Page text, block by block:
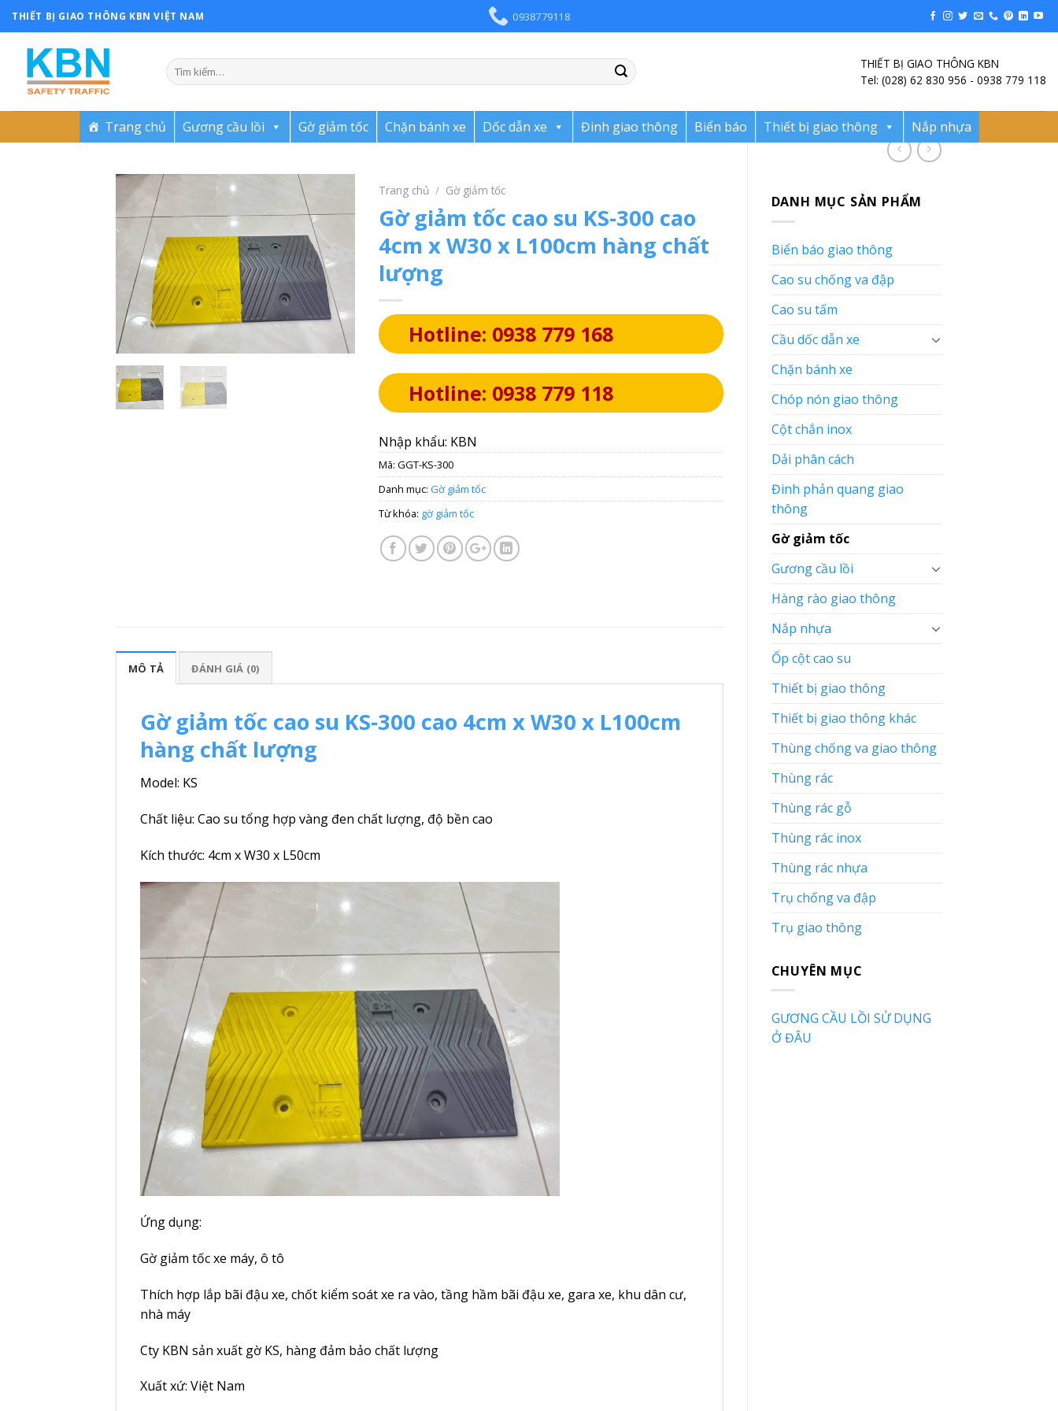
Skip
to
content
THIẾT BỊ GIAO THÔNG KBN VIỆT NAM 0938779118
THIẾT BỊ GIAO THÔNG KBN
Tel: (028) 62 830 956 - 0938 779 118
Trang chủ Gương cầu lồi Gờ giảm tốc Chặn bánh xe Dốc dẫn xe Đinh giao thông Biển báo Thiết bị giao thông Nắp nhựa
DANH MỤC SẢN PHẨM
Biển báo giao thông
Cao su chống va đập
Cao su tấm
Cầu dốc dẫn xe
Chặn bánh xe
Chóp nón giao thông
Cột chắn inox
Dải phân cách
Đinh phản quang giao
thông
Gờ giảm tốc
Gương cầu lồi
Hàng rào giao thông
Nắp nhựa
Ốp cột cao su
Thiết bị giao thông
Thiết bị giao thông khác
Thùng chống va giao thông
Thùng rác
Thùng rác gỗ
Thùng rác inox
Thùng rác nhựa
Trụ chống va đập
Trụ giao thông
CHUYÊN MỤC
GƯƠNG CẦU LỒI SỬ DỤNG
Ở ĐÂU
Trang chủ / Gờ giảm tốc
Gờ giảm tốc cao su KS-300 cao
4cm x W30 x L100cm hàng chất
lượng
Hotline: 0938 779 168
Hotline: 0938 779 118
Nhập khẩu: KBN
Mã: GGT-KS-300
Danh mục: Gờ giảm tốc
Từ khóa: gờ giảm tốc
MÔ TẢ ĐÁNH GIÁ (0)
Gờ giảm tốc cao su KS-300 cao 4cm x W30 x L100cm
hàng chất lượng
Model: KS
Chất liệu: Cao su tổng hợp vàng đen chất lượng, độ bền cao
Kích thước: 4cm x W30 x L50cm
Ứng dụng:
Gờ giảm tốc xe máy, ô tô
Thích hợp lắp bãi đậu xe, chốt kiểm soát xe ra vào, tầng hầm bãi đậu xe, gara xe, khu dân cư,
nhà máy
Cty KBN sản xuất gờ KS, hàng đảm bảo chất lượng
Xuất xứ: Việt Nam